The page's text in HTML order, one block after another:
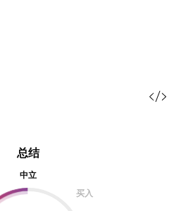
总结
中立
买入